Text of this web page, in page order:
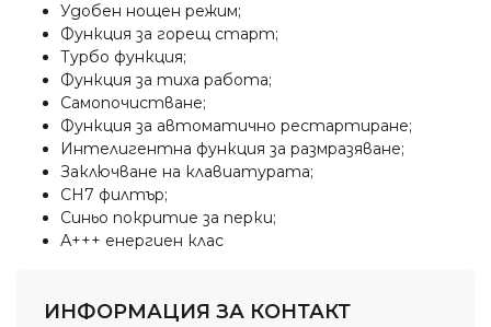
Удобен нощен режим;
Функция за горещ старт;
Турбо функция;
Функция за тиха работа;
Самопочистване;
Функция за автоматично рестартиране;
Интелигентна функция за размразяване;
Заключване на клавиатурата;
СН7 филтър;
Синьо покритие за перки;
А+++ енергиен клас
ИНФОРМАЦИЯ ЗА КОНТАКТ